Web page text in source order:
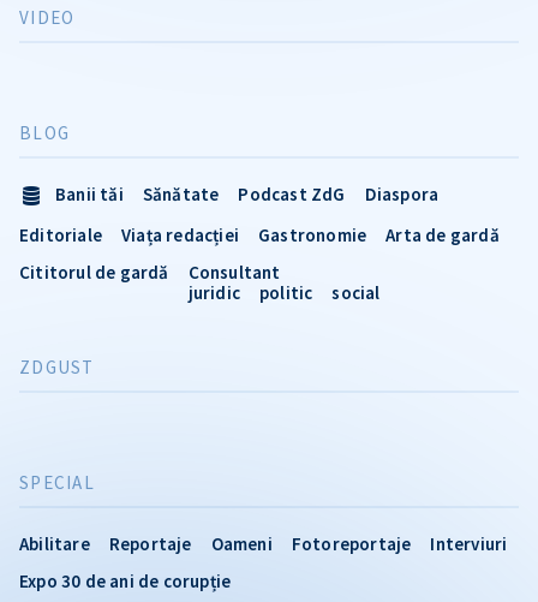
VIDEO
SPECIAL
Abilitare Reportaje Oameni Fotoreportaje
Interviuri
Expo 30 de ani de corupție
BLOG
Banii tăi Sănătate Podcast ZdG
Diaspora
Editoriale
Viața redacției Gastronomie
Arta de gardă
Cititorul de gardă
Consultant
juridic
politic social
ZDGUST